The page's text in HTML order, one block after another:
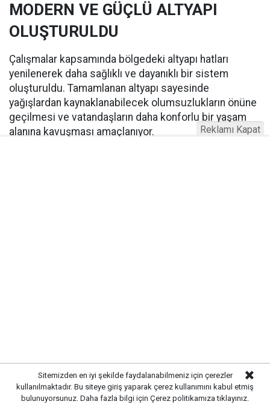
MODERN VE GÜÇLÜ ALTYAPI
OLUŞTURULDU
Çalışmalar kapsamında bölgedeki altyapı hatları
yenilenerek daha sağlıklı ve dayanıklı bir sistem
oluşturuldu. Tamamlanan altyapı sayesinde
yağışlardan kaynaklanabilecek olumsuzlukların önüne
geçilmesi ve vatandaşların daha konforlu bir yaşam
alanına kavuşması amaçlanıyor.
Sitemizden en iyi şekilde faydalanabilmeniz için çerezler
kullanılmaktadır. Bu siteye giriş yaparak çerez kullanımını kabul etmiş
bulunuyorsunuz. Daha fazla bilgi için Çerez politikamıza tıklayınız.
Reklamı Kapat